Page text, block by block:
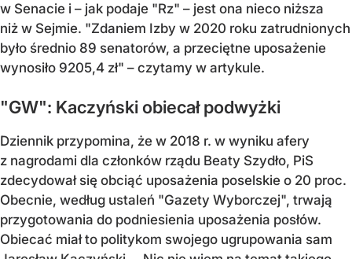
w Senacie i – jak podaje "Rz" – jest ona nieco niższa
niż w Sejmie. "Zdaniem Izby w 2020 roku zatrudnionych
było średnio 89 senatorów, a przeciętne uposażenie
wynosiło 9205,4 zł" – czytamy w artykule.
"GW": Kaczyński obiecał podwyżki
Dziennik przypomina, że w 2018 r. w wyniku afery
z nagrodami dla członków rządu Beaty Szydło, PiS
zdecydował się obciąć uposażenia poselskie o 20 proc.
Obecnie, według ustaleń "Gazety Wyborczej", trwają
przygotowania do podniesienia uposażenia posłów.
Obiecać miał to politykom swojego ugrupowania sam